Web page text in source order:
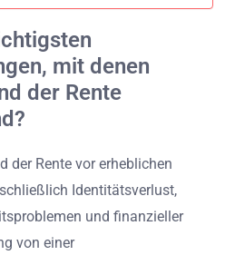
mit denen
der Rente
der Rente vor erheblichen
Identitätsverlust,
und finanzieller
von einer